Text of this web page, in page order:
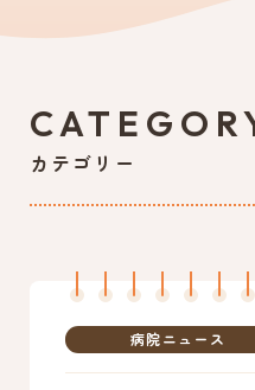
カテゴリー
病院ニュース